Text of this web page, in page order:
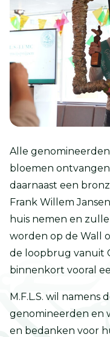
Alle
bloemen
daarnaast een
Frank Willem
huis nemen en
worden op de Wall
de loopbrug vanuit
binnenkort vooral
M.F.L.S. wil namens
genomineerden en
en bedanken voor